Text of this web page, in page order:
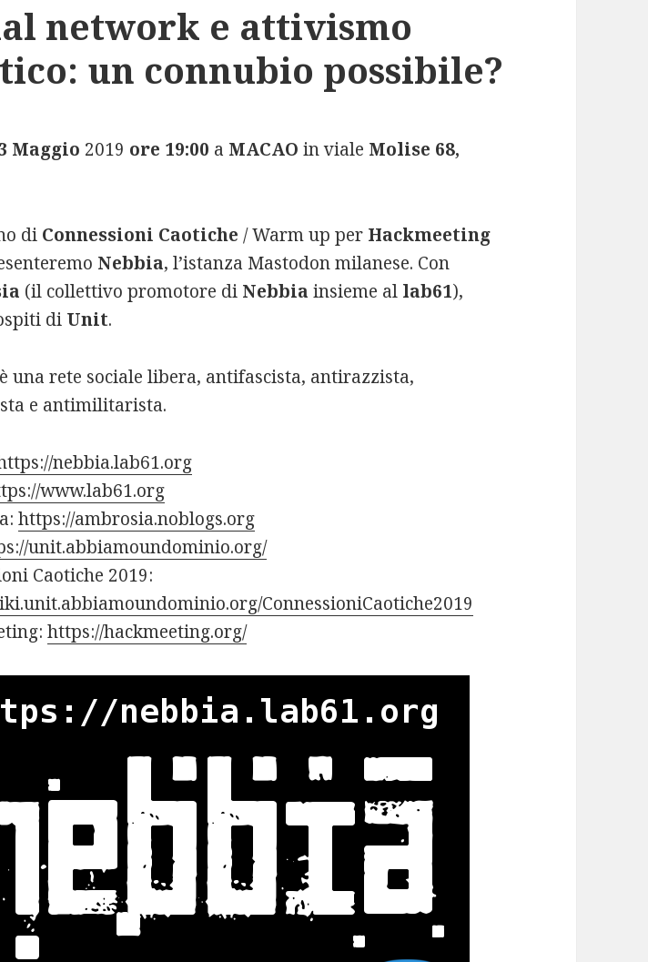
network e attivismo
un connubio possibile?
Maggio 2019 ore 19:00 a MACAO in viale Molise 68,
di Connessioni Caotiche / Warm up per Hackmeeting
Nebbia, l’istanza Mastodon milanese. Con
(il collettivo promotore di Nebbia insieme al lab61),
di Unit.
è una rete sociale libera, antifascista, antirazzista,
e antimilitarista.
nebbia.lab61.org
www.lab61.org
https://ambrosia.noblogs.org
unit.abbiamoundominio.org/
Caotiche 2019:
ConnessioniCaotiche2019
https://hackmeeting.org/